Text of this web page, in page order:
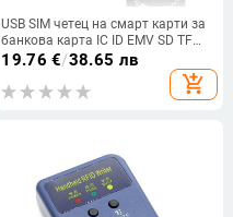
USB SIM четец на смарт карти за
банкова карта IC ID EMV SD TF
MMC Type-C OTG флаш
устройство Адаптер за четец на
карти за Windows 7 8 10 Mac OS
19.76 €/38.65 лв
add_shopping_cart